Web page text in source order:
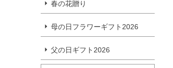
春の花贈り
母の日フラワーギフト2026
父の日ギフト2026